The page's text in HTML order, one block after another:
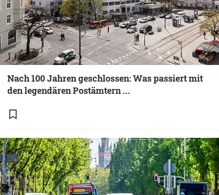
Nach 100 Jahren geschlossen: Was passiert mit
den legendären Postämtern ...